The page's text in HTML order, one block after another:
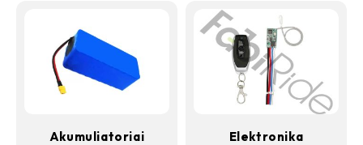
Akumuliatoriai Elektronika